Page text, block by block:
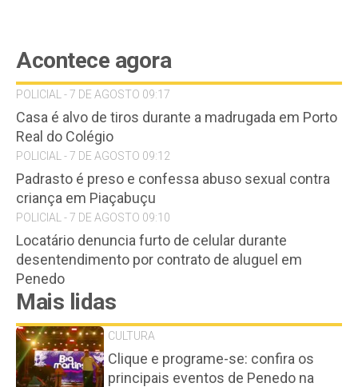
Acontece agora
POLICIAL - 7 DE AGOSTO 09:17
Casa é alvo de tiros durante a madrugada em Porto
Real do Colégio
POLICIAL - 7 DE AGOSTO 09:12
Padrasto é preso e confessa abuso sexual contra
criança em Piaçabuçu
POLICIAL - 7 DE AGOSTO 09:10
Locatário denuncia furto de celular durante
desentendimento por contrato de aluguel em
Penedo
Mais lidas
CULTURA
Clique e programe-se: confira os
principais eventos de Penedo na